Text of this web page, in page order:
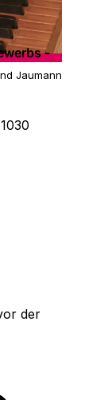
Jaumann
-
1030
der